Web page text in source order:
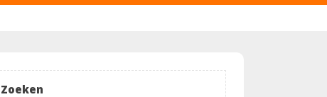
Zoeken